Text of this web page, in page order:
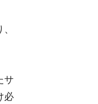
サ
必